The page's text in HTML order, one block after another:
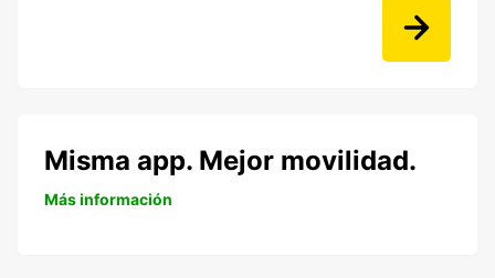
Misma app. Mejor movilidad.
Más información